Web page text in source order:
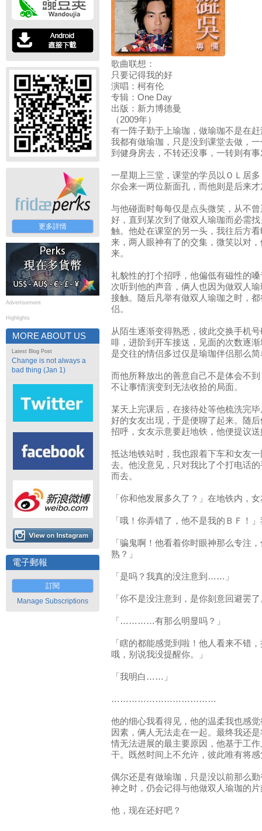
更多詳情
Advertisement
Highlights
MORE ABOUT US
Latest Blog Post
Change is not always a
bad thing (Jan 1)
電子郵報
訂閱
Manage Subscriptions
歌曲联想：
只要记得我的好
演唱：柯有伦
专辑：One Day
出版：新力博德曼
（2009年）
有一阵子勤于上瑜珈，做瑜珈不是在
我都有做瑜珈，只是没到课堂去做，
到健身房去，不转还没事，一转则有
一星期上三堂，课堂的学员以ＯＬ居
尔会来一两位新面孔，而他则是后来
与他碰面时每每仅是点头微笑，从不
好，直到某次到了做双人瑜珈而必需
触。他处在课室的另一头，我往后方
来，两人眼神有了的交集，微笑以对
来。
礼貌性的打个招呼，他偏低有磁性的
次听到他的声音，俩人也因为做双人
接触。随后凡举有做双人瑜珈之时，
侣。
从陌生逐渐变得熟悉，彼此交换手机
啡，进阶到开车接送，见面的次数逐
是交往的情侣多过仅是瑜珈伴侣那么
而他所释放出的善意自己不是体会不
不让事情演变到无法收拾的局面。
某天上完课后，在接待处等他梳洗完
好的女友出现，于是便聊了起来。随
招呼，女友示意要赶地铁，他便提议
抵达地铁站时，我也跟着下车和女友
去。他没意见，只对我比了个打电话
而去。
「你和他发展多久了？」在地铁内，
「哦！你弄错了，他不是我的ＢＦ！
「骗鬼啊！他看着你时眼神那么专注
熟？」
「是吗？我真的没注意到……」
「你不是没注意到，是你刻意回避罢
「…………有那么明显吗？」
「瞎的都能感觉到啦！他人看来不错
哦，别说我没提醒你。」
「我明白……」
………………………………
他的细心我看得见，他的温柔我也感
因素，俩人无法走在一起。最终我还
情无法进展的最主要原因，他基于工
干。既然时间上不允许，彼此唯有将
偶尔还是有做瑜珈，只是没以前那么
神之时，仍会记得与他做双人瑜珈的
他，现在还好吧？